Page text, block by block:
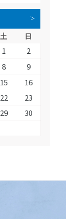
土
日
1
2
8
9
15
16
22
23
29
30